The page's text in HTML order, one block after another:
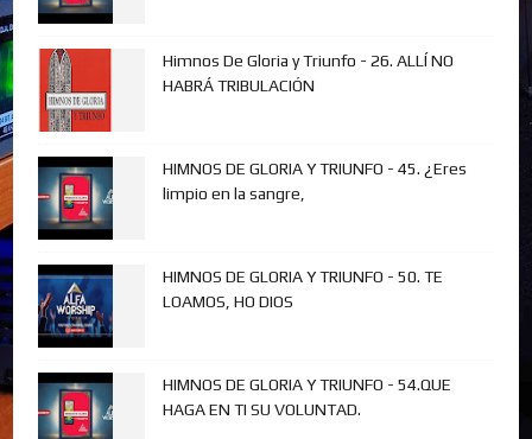
Himnos De Gloria y Triunfo - 26. ALLÍ NO
HABRÁ TRIBULACIÓN
HIMNOS DE GLORIA Y TRIUNFO - 45. ¿Eres
limpio en la sangre,
HIMNOS DE GLORIA Y TRIUNFO - 50. TE
LOAMOS, HO DIOS
HIMNOS DE GLORIA Y TRIUNFO - 54.QUE
HAGA EN TI SU VOLUNTAD.